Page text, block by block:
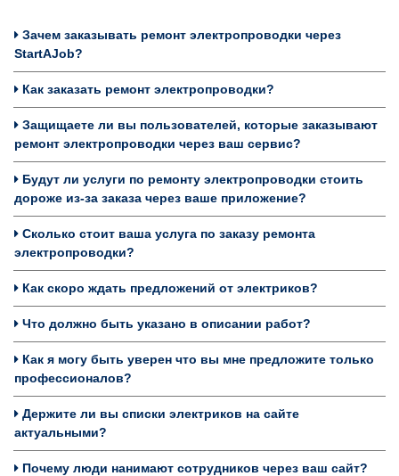
Зачем заказывать ремонт электропроводки через
StartAJob?
Как заказать ремонт электропроводки?
Защищаете ли вы пользователей, которые заказывают
ремонт электропроводки через ваш сервис?
Будут ли услуги по ремонту электропроводки стоить
дороже из-за заказа через ваше приложение?
Сколько стоит ваша услуга по заказу ремонта
электропроводки?
Как скоро ждать предложений от электриков?
Что должно быть указано в описании работ?
Как я могу быть уверен что вы мне предложите только
профессионалов?
Держите ли вы списки электриков на сайте
актуальными?
Почему люди нанимают сотрудников через ваш сайт?